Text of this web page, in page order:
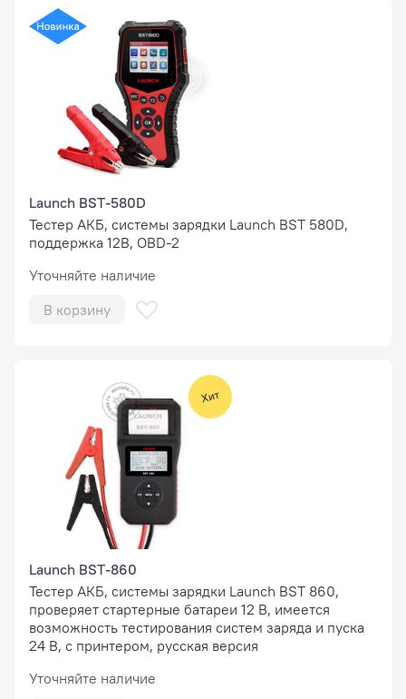
Launch BST-580D
Тестер АКБ, системы зарядки Launch BST 580D,
поддержка 12В, OBD-2
Уточняйте наличие
В корзину
Launch BST-860
Тестер АКБ, системы зарядки Launch BST 860,
проверяет стартерные батареи 12 В, имеется
возможность тестирования систем заряда и пуска
24 В, с принтером, русская версия
Уточняйте наличие